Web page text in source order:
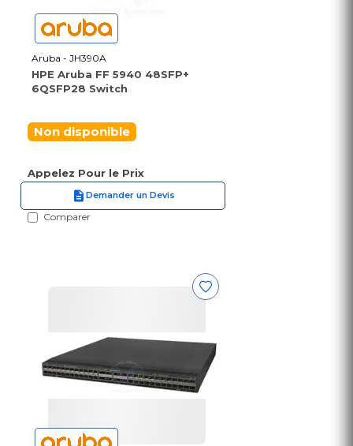
Aruba - JH390A
HPE Aruba FF 5940 48SFP+
6QSFP28 Switch
Non disponible
Appelez Pour le Prix
Demander un Devis
Comparer